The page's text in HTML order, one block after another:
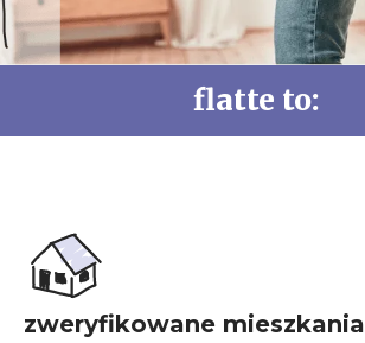
flatte to:
zweryfikowane mieszkania